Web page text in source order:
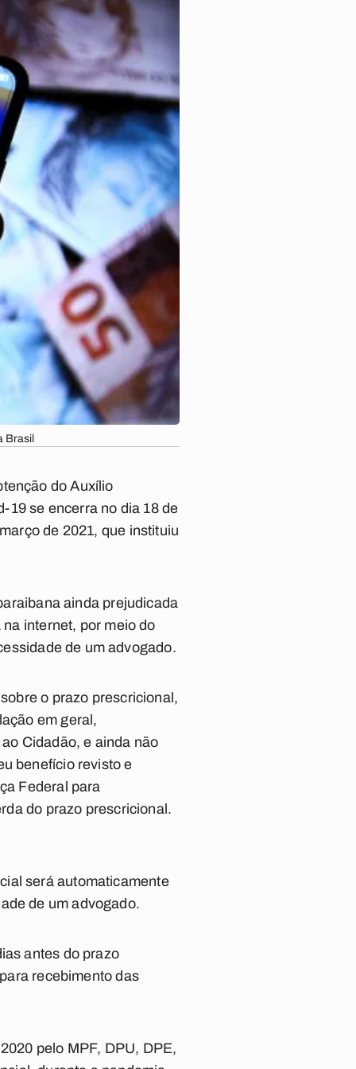
Brasil
do Auxílio
19 se encerra no dia 18 de
de 2021, que instituiu
ainda prejudicada
internet, por meio do
de um advogado.
o prazo prescricional,
em geral,
Cidadão, e ainda não
benefício revisto e
Federal para
do prazo prescricional.
será automaticamente
de um advogado.
antes do prazo
recebimento das
pelo MPF, DPU, DPE,